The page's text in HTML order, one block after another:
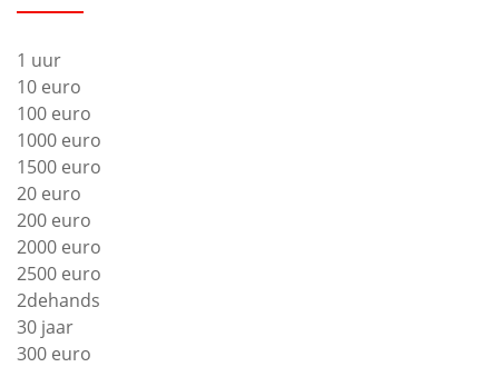
1 uur
10 euro
100 euro
1000 euro
1500 euro
20 euro
200 euro
2000 euro
2500 euro
2dehands
30 jaar
300 euro